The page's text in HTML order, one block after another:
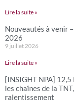
Lire la suite »
Nouveautés à venir
2026
9 juillet 2026
Lire la suite »
[INSIGHT NPA]
les chaînes de la
ralentissement